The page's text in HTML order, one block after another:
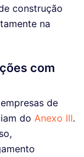
construção
na
com
de
do Anexo III.